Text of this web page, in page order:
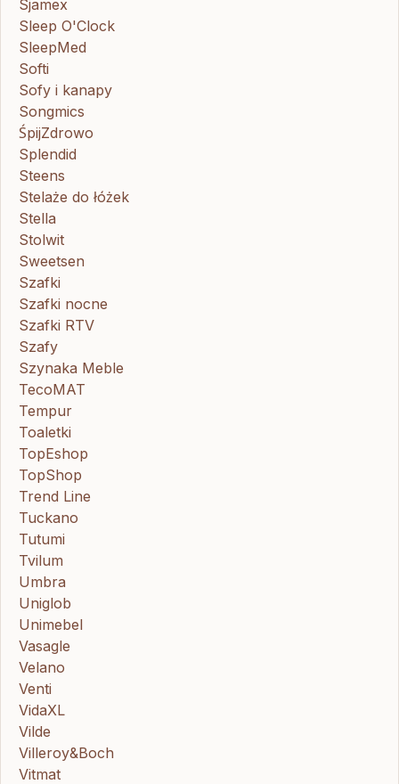
Sjamex
Sleep O'Clock
SleepMed
Softi
Sofy i kanapy
Songmics
ŚpijZdrowo
Splendid
Steens
Stelaże do łóżek
Stella
Stolwit
Sweetsen
Szafki
Szafki nocne
Szafki RTV
Szafy
Szynaka Meble
TecoMAT
Tempur
Toaletki
TopEshop
TopShop
Trend Line
Tuckano
Tutumi
Tvilum
Umbra
Uniglob
Unimebel
Vasagle
Velano
Venti
VidaXL
Vilde
Villeroy&Boch
Vitmat